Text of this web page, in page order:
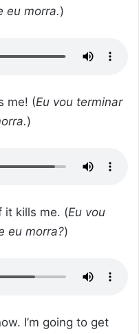
eu morra.)
me! (Eu vou terminar
)
it kills me. (Eu vou
eu morra?)
I’m going to get